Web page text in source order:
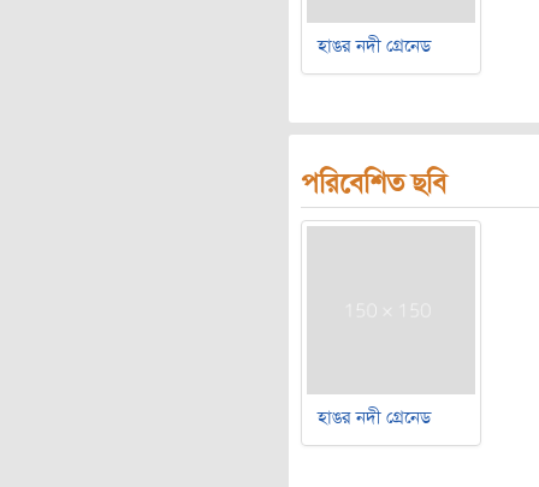
হাঙর নদী গ্রেনেড
পরিবেশিত ছবি
হাঙর নদী গ্রেনেড